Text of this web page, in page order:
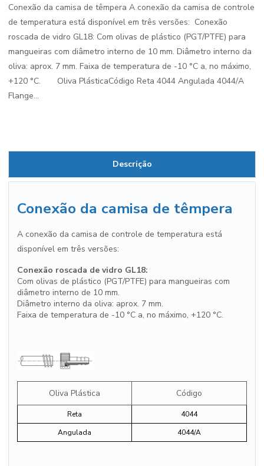
Conexão da camisa de têmpera A conexão da camisa de controle
de temperatura está disponível em três versões: Conexão
roscada de vidro GL18: Com olivas de plástico (PGT/PTFE) para
mangueiras com diâmetro interno de 10 mm. Diâmetro interno da
oliva: aprox. 7 mm. Faixa de temperatura de -10 °C a, no máximo,
+120 °C. Oliva PlásticaCódigo Reta 4044 Angulada 4044/A
Flange...
Descrição
Conexão da camisa de têmpera
A conexão da camisa de controle de temperatura está
disponível em três versões:
Conexão roscada de vidro GL18:
Com olivas de plástico (PGT/PTFE) para mangueiras com
diâmetro interno de 10 mm.
Diâmetro interno da oliva: aprox. 7 mm.
Faixa de temperatura de -10 °C a, no máximo, +120 °C.
Oliva Plástica Código
Reta
4044
Angulada
4044/A